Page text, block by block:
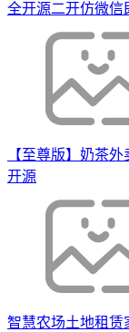
全开源二开仿微信
【至尊版】奶茶
开源
智慧农场土地租赁